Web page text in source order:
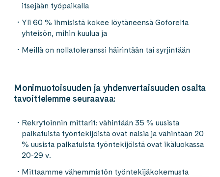
itsejään työpaikalla
Yli 60 % ihmisistä kokee löytäneensä Goforelta
yhteisön, mihin kuulua ja
Meillä on nollatoleranssi häirintään tai syrjintään
Monimuotoisuuden ja yhdenvertaisuuden osalta
tavoittelemme seuraavaa:
Rekrytoinnin mittarit: vähintään 35 % uusista
palkatuista työntekijöistä ovat naisia ja vähintään 20
% uusista palkatuista työntekijöistä ovat ikäluokassa
20-29 v.
Mittaamme vähemmistön työntekijäkokemusta